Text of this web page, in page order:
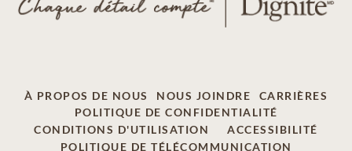
À PROPOS DE NOUS NOUS JOINDRE
CARRIÈRES
POLITIQUE DE CONFIDENTIALITÉ
CONDITIONS D'UTILISATION
ACCESSIBILITÉ
POLITIQUE DE TÉLÉCOMMUNICATION